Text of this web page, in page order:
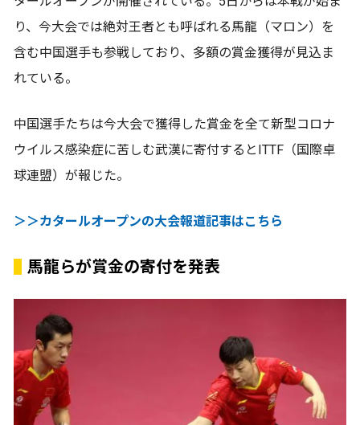
り、今大会では絶対王者とも呼ばれる馬龍（マロン）を
含む中国選手も参戦しており、多額の賞金獲得が見込ま
れている。
中国選手たちは今大会で獲得した賞金を全て新型コロナ
ウイルス感染症に苦しむ武漢に寄付するとITTF（国際卓
球連盟）が報じた。
＞＞カタールオープンの大会報道記事はこちら
馬龍らが賞金の寄付を発表